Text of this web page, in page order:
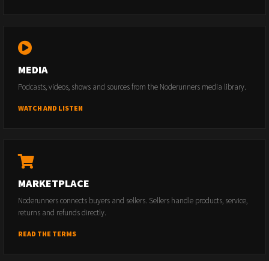
MEDIA
Podcasts, videos, shows and sources from the Noderunners media library.
WATCH AND LISTEN
MARKETPLACE
Noderunners connects buyers and sellers. Sellers handle products, service,
returns and refunds directly.
READ THE TERMS